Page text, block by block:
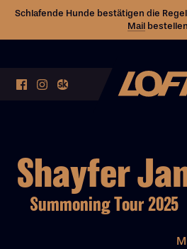
Schlafende Hunde bestätigen die
Mail
Shayfer
Summoning Tour 2025